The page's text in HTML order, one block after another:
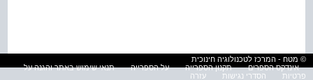
© מטח - המרכז לטכנולוגיה חינוכית
אינדקס הספרים
תקנון הספרייה על הספרייה
תנאי שימוש באתר והגנה על
פרטיות
הסדרי נגישות עזרה